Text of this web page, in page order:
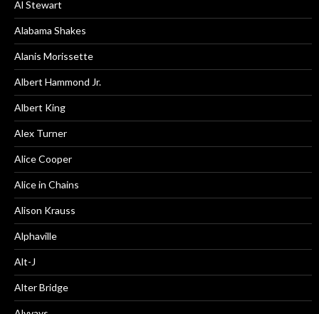
Al Stewart
Alabama Shakes
Alanis Morissette
Albert Hammond Jr.
Albert King
Alex Turner
Alice Cooper
Alice in Chains
Alison Krauss
Alphaville
Alt-J
Alter Bridge